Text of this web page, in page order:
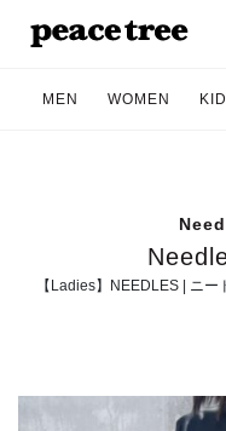
MEN WOMEN
【Ladies】NEEDLES | ニ